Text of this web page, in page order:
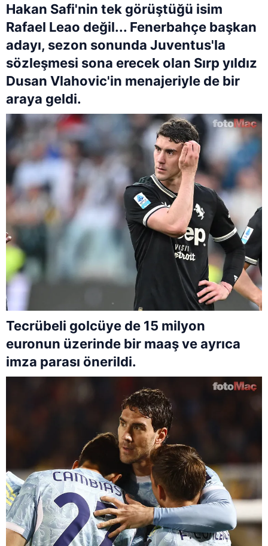
Hakan Safi'nin tek görüştüğü isim
Rafael Leao değil... Fenerbahçe başkan
adayı, sezon sonunda Juventus'la
sözleşmesi sona erecek olan Sırp yıldız
Dusan Vlahovic'in menajeriyle de bir
araya geldi.
Tecrübeli golcüye de 15 milyon
euronun üzerinde bir maaş ve ayrıca
imza parası önerildi.